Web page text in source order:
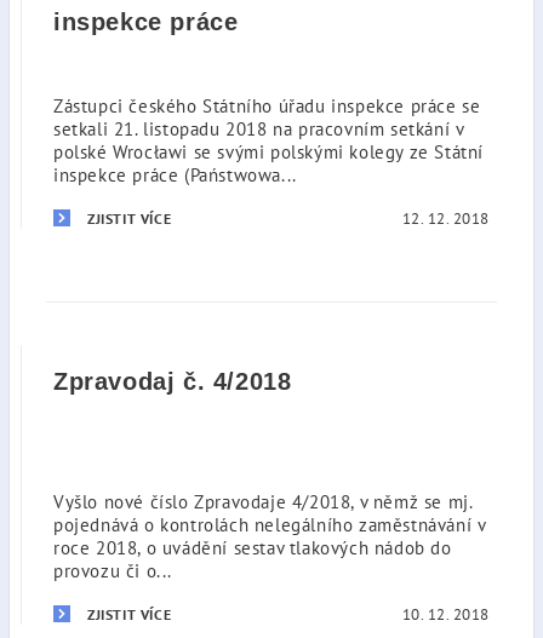
inspekce práce
Zástupci českého Státního úřadu inspekce práce se
setkali 21. listopadu 2018 na pracovním setkání v
polské Wrocławi se svými polskými kolegy ze Státní
inspekce práce (Państwowa...
ZJISTIT VÍCE 12. 12. 2018
Zpravodaj č. 4/2018
Vyšlo nové číslo Zpravodaje 4/2018, v němž se mj.
pojednává o kontrolách nelegálního zaměstnávání v
roce 2018, o uvádění sestav tlakových nádob do
provozu či o...
ZJISTIT VÍCE 10. 12. 2018